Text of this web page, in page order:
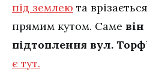
під землею та
прямим кутом. Саме
підтоплення вул.
є тут.